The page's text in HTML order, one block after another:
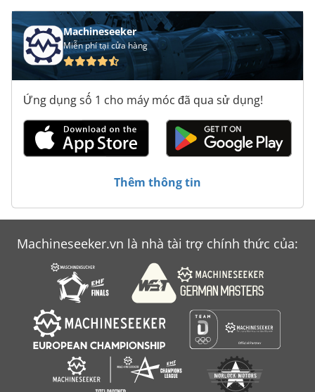
Machineseeker
Miễn phí tại cửa hàng
Ứng dụng số 1 cho máy móc đã qua sử dụng!
Thêm thông tin
Machineseeker.vn là nhà tài trợ chính thức của: